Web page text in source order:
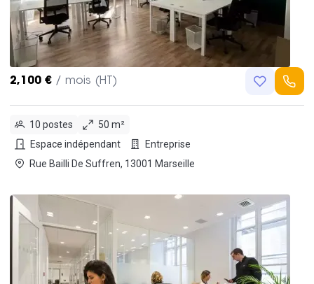
2,100 € / mois (HT)
10 postes
50 m²
Espace indépendant
Entreprise
Rue Bailli De Suffren, 13001 Marseille